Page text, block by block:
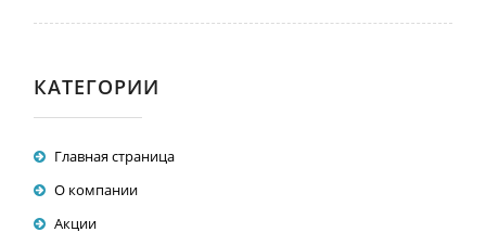
КАТЕГОРИИ
Главная страница
О компании
Акции